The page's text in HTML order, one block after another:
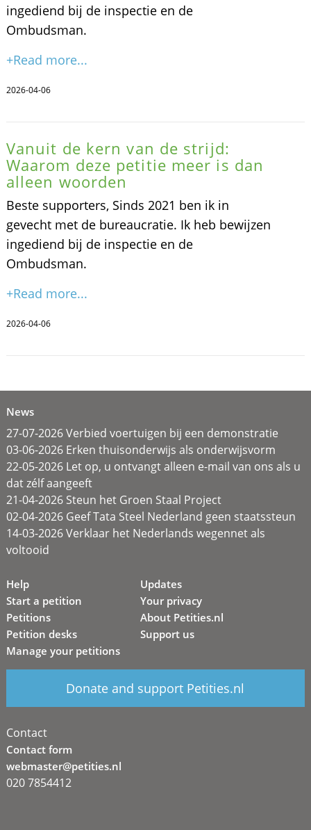
ingediend bij de inspectie en de
Ombudsman.
+Read more...
2026-04-06
Vanuit de kern van de strijd:
Waarom deze petitie meer is dan
alleen woorden
Beste supporters, Sinds 2021 ben ik in
gevecht met de bureaucratie. Ik heb bewijzen
ingediend bij de inspectie en de
Ombudsman.
+Read more...
2026-04-06
News
27-07-2026 Verbied voertuigen bij een demonstratie
03-06-2026 Erken thuisonderwijs als onderwijsvorm
22-05-2026 Let op, u ontvangt alleen e-mail van ons als u
dat zélf aangeeft
21-04-2026 Steun het Groen Staal Project
02-04-2026 Geef Tata Steel Nederland geen staatssteun
14-03-2026 Verklaar het Nederlands wegennet als
voltooid
Help
Start a petition
Petitions
Petition desks
Manage your petitions
Updates
Your privacy
About Petities.nl
Support us
Donate and support Petities.nl
Contact
Contact form
webmaster@petities.nl
020 7854412